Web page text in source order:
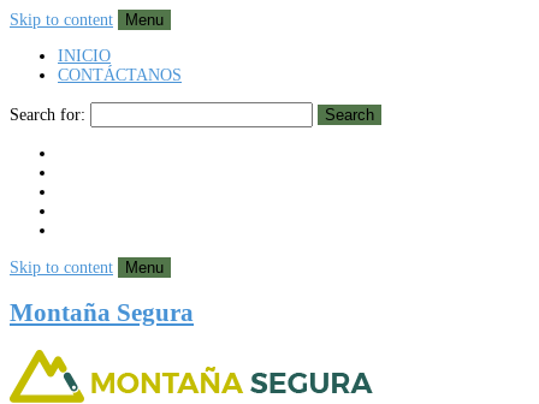
Skip to content
Menu
INICIO
CONTÁCTANOS
Search for: Search
Skip to content Menu
Montaña Segura